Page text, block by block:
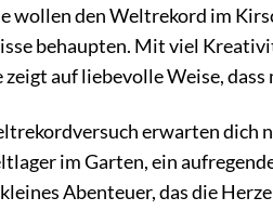
wollen den Weltrekord im
behaupten. Mit viel
zeigt auf liebevolle Weise,
erwarten dich
im Garten, ein
Abenteuer, das die